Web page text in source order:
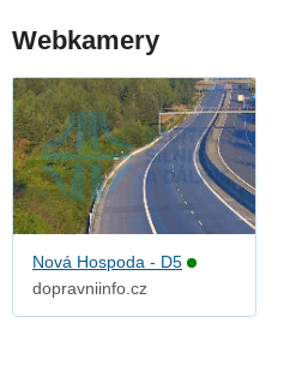
Webkamery
Nová Hospoda - D5
dopravniinfo.cz